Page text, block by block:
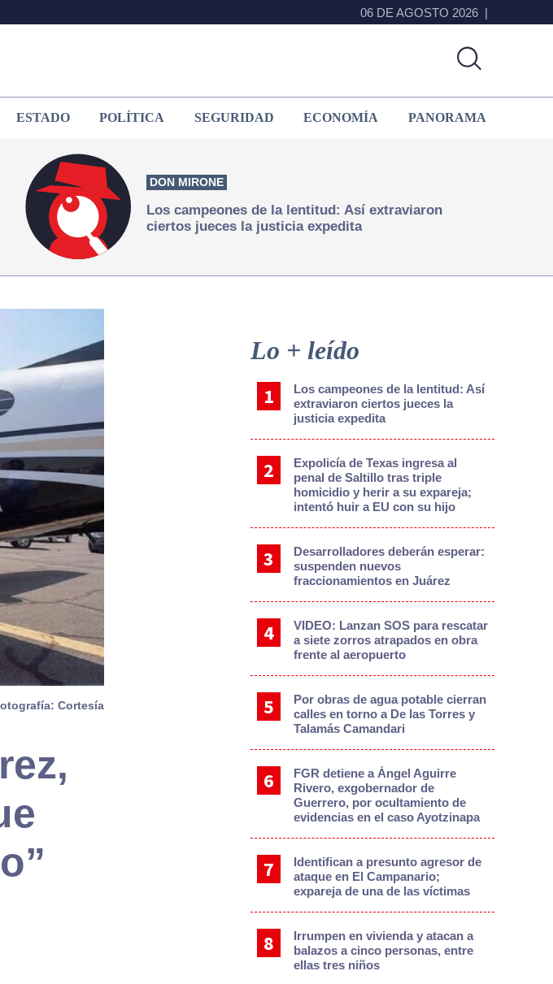
06 DE AGOSTO 2026
ESTADO POLÍTICA SEGURIDAD ECONOMÍA PANORAMA
DON MIRONE
Los campeones de la lentitud: Así extraviaron
ciertos jueces la justicia expedita
Cortesía
Sidebar
Lo + leído
Los campeones de la lentitud: Así
extraviaron ciertos jueces la
justicia expedita
Expolicía de Texas ingresa al
penal de Saltillo tras triple
homicidio y herir a su expareja;
intentó huir a EU con su hijo
Desarrolladores deberán esperar:
suspenden nuevos
fraccionamientos en Juárez
VIDEO: Lanzan SOS para rescatar
a siete zorros atrapados en obra
frente al aeropuerto
Por obras de agua potable cierran
calles en torno a De las Torres y
Talamás Camandari
FGR detiene a Ángel Aguirre
Rivero, exgobernador de
Guerrero, por ocultamiento de
evidencias en el caso Ayotzinapa
Identifican a presunto agresor de
ataque en El Campanario;
expareja de una de las víctimas
Irrumpen en vivienda y atacan a
balazos a cinco personas, entre
ellas tres niños